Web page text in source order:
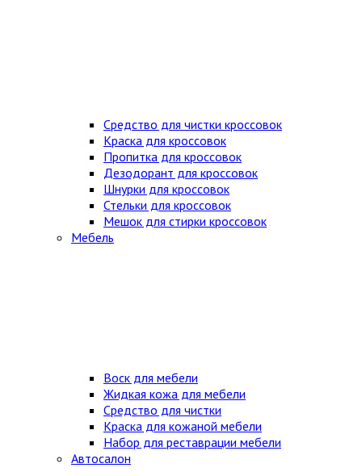
Средство для чистки кроссовок
Краска для кроссовок
Пропитка для кроссовок
Дезодорант для кроссовок
Шнурки для кроссовок
Стельки для кроссовок
Мешок для стирки кроссовок
Мебель
Воск для мебели
Жидкая кожа для мебели
Средство для чистки
Краска для кожаной мебели
Набор для реставрации мебели
Автосалон